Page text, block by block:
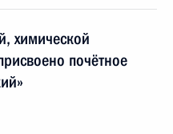
химической
почётное